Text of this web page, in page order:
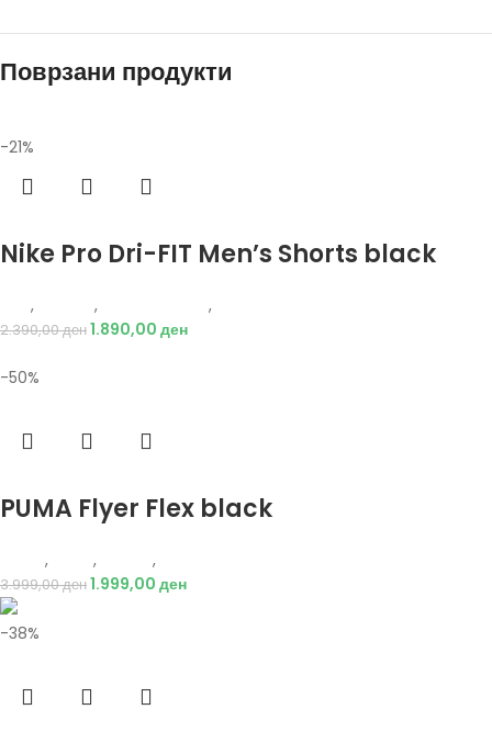
Поврзани продукти
-21%
Nike Pro Dri-FIT Men’s Shorts black
, , ,
2.390,00ден1.890,00 ден
-50%
PUMA Flyer Flex black
, , ,
3.999,00ден1.999,00 ден
-38%